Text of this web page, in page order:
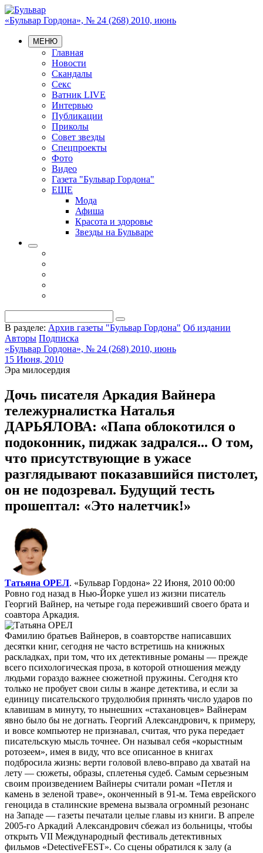
«Бульвар Гордона», № 24 (268) 2010, июнь
МЕНЮ
Главная
Новости
Скандалы
Секс
Ватник LIVE
Интервью
Публикации
Приколы
Совет звезды
Спецпроекты
Фото
Видео
Газета "Бульвар Гордона"
ЕЩЕ
Мода
Афиша
Красота и здоровье
Звезды на Бульваре
В разделе: Архив газеты "Бульвар Гордона" Об издании
Авторы Подписка
«Бульвар Гордона», № 24 (268) 2010, июнь
15 Июня, 2010
Эра милосердия
Дочь писателя Аркадия Вайнера
тележурналистка Наталья
ДАРЬЯЛОВА: «Папа облокотился о
подоконник, пиджак задрался... О том,
что присутствующие в ужасе
разглядывают показавшийся пистолет,
он не подозревал. Будущий тесть
прошептал: «Это налетчик!»
Татьяна ОРЕЛ. «Бульвар Гордона» 22 Июня, 2010 00:00
Ровно год назад в Нью-Йорке ушел из жизни писатель
Георгий Вайнер, на четыре года переживший своего брата и
соавтора Аркадия.
Фамилию братьев Вайнеров, в соавторстве написавших
десятки книг, сегодня не часто встретишь на книжных
раскладках, при том, что их детективные романы — прежде
всего психологическая проза, в которой отношения между
людьми гораздо важнее сюжетной пружины. Сегодня кто
только не пробует свои силы в жанре детектива, и если за
единицу писательского трудолюбия принять число ударов по
клавишам в минуту, то нынешних «стахановцев» Вайнерам
явно было бы не догнать. Георгий Александрович, к примеру,
и вовсе компьютер не признавал, считая, что рука передает
писательскую мысль точнее. Он называл себя «корыстным
ротозеем», имея в виду, что все описанное в книгах
подбросила жизнь: верти головой влево-вправо да хватай на
лету — сюжеты, образы, сплетенья судеб. Самым серьезным
своим произведением Вайнеры считали роман «Петля и
камень в зеленой траве», оконченный в 91-м. Тема еврейского
геноцида в сталинские времена вызвала огромный резонанс
на Западе — газеты печатали целые главы из книги. В апреле
2005-го Аркадий Александрович сбежал из больницы, чтобы
открыть VII Международный фестиваль детективных
фильмов «DetectiveFEST». Со сцены обратился к залу (а